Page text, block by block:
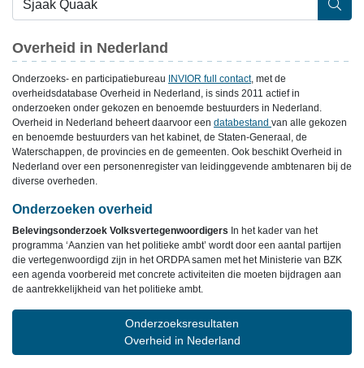
Overheid in Nederland
Onderzoeks- en participatiebureau INVIOR full contact, met de
overheidsdatabase Overheid in Nederland, is sinds 2011 actief in
onderzoeken onder gekozen en benoemde bestuurders in Nederland.
Overheid in Nederland beheert daarvoor een databestand van alle gekozen
en benoemde bestuurders van het kabinet, de Staten-Generaal, de
Waterschappen, de provincies en de gemeenten. Ook beschikt Overheid in
Nederland over een personenregister van leidinggevende ambtenaren bij de
diverse overheden.
Onderzoeken overheid
Belevingsonderzoek Volksvertegenwoordigers In het kader van het
programma ‘Aanzien van het politieke ambt’ wordt door een aantal partijen
die vertegenwoordigd zijn in het ORDPA samen met het Ministerie van BZK
een agenda voorbereid met concrete activiteiten die moeten bijdragen aan
de aantrekkelijkheid van het politieke ambt.
Onderzoeksresultaten
Overheid in Nederland